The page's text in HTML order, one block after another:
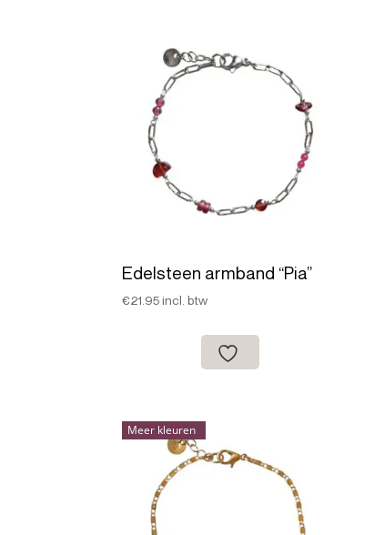
Edelsteen armband “Pia”
€21.95 incl. btw
Meer kleuren